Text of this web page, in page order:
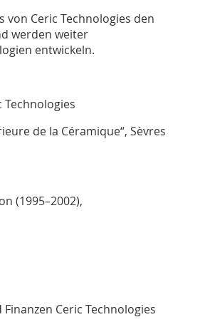
von Ceric Technologies den
werden weiter
entwickeln.
Technologies
de la Céramique“, Sèvres
(1995–2002),
Ceric Technologies